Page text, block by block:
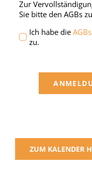
Zur
Sie bitte den AGBs
Ich habe dieAGBs
zu.
ZUM KALENDER